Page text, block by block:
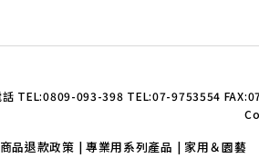
TEL:0809-093-398 TEL:07-9753554
商品退款政策 | 專業用系列產品 | 家用＆園藝